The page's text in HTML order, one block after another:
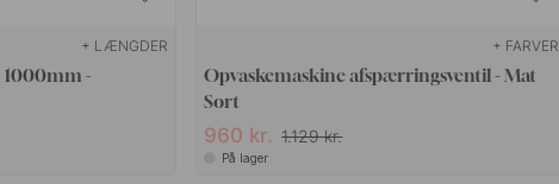
+ LÆNGDER
1000mm -
+ FARVER
Opvaskemaskine afspærringsventil - Mat
Sort
960 kr. 1.129 kr.
På lager